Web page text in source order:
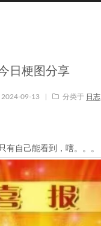
日梗图分享
2024-09-13 分类于 日志
有自己能看到，嗐。。。